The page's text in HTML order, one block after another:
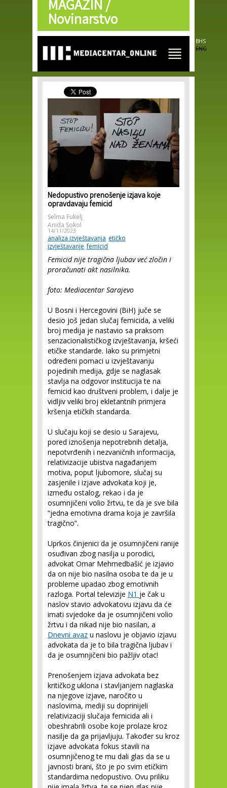
Skip to
main
content
MAGAZIN /
Novinarstvo
BHS
ENG
Nedopustivo prenošenje izjava koje
opravdavaju femicid
Selma Fukelj
Anida Sokol
14/11/2023
analiza izvještavanja etičko
izvještavanje femicid
Femicid nije tragična ljubav već zločin i
proračunati akt nasilnika.
foto: Mediacentar Sarajevo
U Bosni i Hercegovini (BiH) juče se
desio još jedan slučaj femicida, a veliki
broj medija je nastavio sa praksom
senzacionalističkog izvještavanja, kršeći
etičke standarde. Iako su primjetni
određeni pomaci u izvještavanju
pojedinih medija, gdje se naglasak
stavlja na odgovor institucija te na
femicid kao društveni problem, i dalje je
vidljiv veliki broj ekletantnih primjera
kršenja etičkih standarda.
U slučaju koji se desio u Sarajevu,
pored iznošenja nepotrebnih detalja,
nepotvrđenih i nezvaničnih informacija,
relativizacije ubistva nagađanjem
motiva, poput ljubomore, slučaj su
zasjenile i izjave advokata koji je,
između ostalog, rekao i da je
osumnjičeni volio žrtvu, te da je sve bila
“jedna emotivna drama koja je završila
tragično”.
Uprkos činjenici da je osumnjičeni ranije
osuđivan zbog nasilja u porodici,
advokat Omar Mehmedbašić je izjavio
da on nije bio nasilna osoba te da je u
probleme upadao zbog emotivnih
razloga. Portal televizije N1 je čak u
naslov stavio advokatovu izjavu da će
imati svjedoke da je osumnjičeni volio
žrtvu i da nikad nije bio nasilan, a
Dnevni avaz u naslovu je objavio izjavu
advokata da je to bila tragična ljubav i
da je osumnjičeni bio pažljiv otac!
Prenošenjem izjava advokata bez
kritičkog uklona i stavljanjem naglaska
na njegove izjave, naročito u
naslovima, mediji su doprinijeli
relativizaciji slučaja femicida ali i
obeshrabrili osobe koje prolaze kroz
nasilje da ga prijavljuju. Također su kroz
izjave advokata fokus stavili na
osumnjičenog te mu dali glas da se u
javnosti brani, što je po svim etičkim
standardima nedopustivo. Ovu priliku